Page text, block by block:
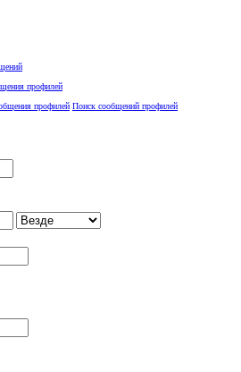
профилей
профилей Поиск сообщений профилей